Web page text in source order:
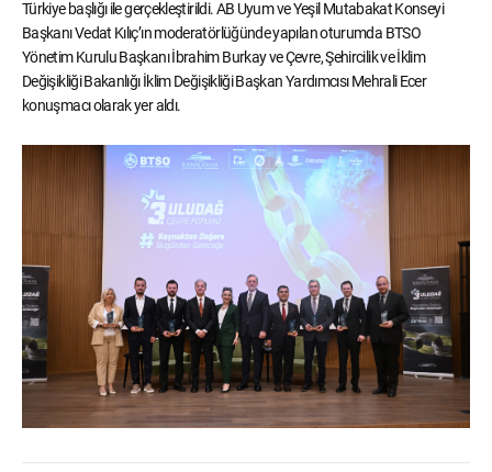
Türkiye başlığı ile gerçekleştirildi. AB Uyum ve Yeşil Mutabakat Konseyi
Başkanı Vedat Kılıç’ın moderatörlüğünde yapılan oturumda BTSO
Yönetim Kurulu Başkanı İbrahim Burkay ve Çevre, Şehircilik ve İklim
Değişikliği Bakanlığı İklim Değişikliği Başkan Yardımcısı Mehrali Ecer
konuşmacı olarak yer aldı.